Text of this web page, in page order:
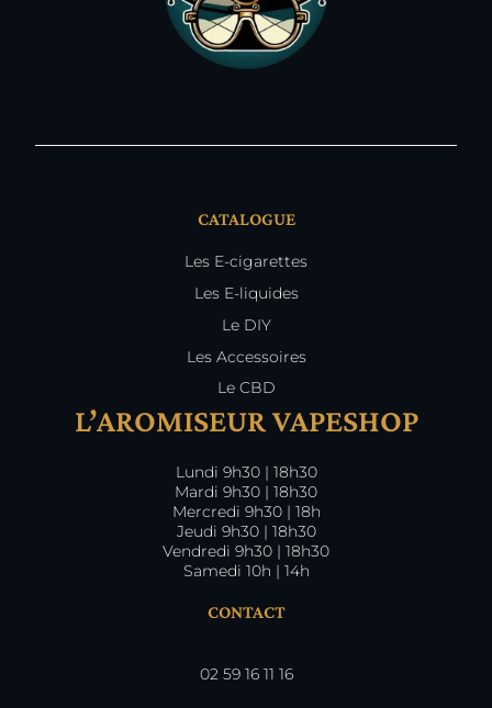
CATALOGUE
Les E-cigarettes
Les E-liquides
Le DIY
Les Accessoires
Le CBD
L’AROMISEUR VAPESHOP
Lundi 9h30 | 18h30
Mardi 9h30 | 18h30
Mercredi 9h30 | 18h
Jeudi 9h30 | 18h30
Vendredi 9h30 | 18h30
Samedi 10h | 14h
CONTACT
02 59 16 11 16